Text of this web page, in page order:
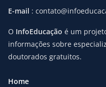
E-mail :
O InfoEducação é um
informações sobre
doutorados gratuitos.
Home